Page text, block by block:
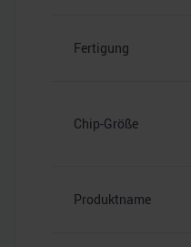
Fertigung
Chip-Größe
Produktname